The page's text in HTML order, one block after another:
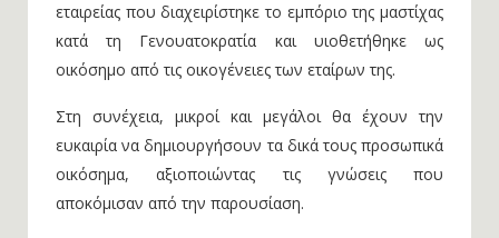
εταιρείας που διαχειρίστηκε το εμπόριο της μαστίχας
κατά τη Γενουατοκρατία και υιοθετήθηκε ως
οικόσημο από τις οικογένειες των εταίρων της.
Στη συνέχεια, μικροί και μεγάλοι θα έχουν την
ευκαιρία να δημιουργήσουν τα δικά τους προσωπικά
οικόσημα, αξιοποιώντας τις γνώσεις που
αποκόμισαν από την παρουσίαση.